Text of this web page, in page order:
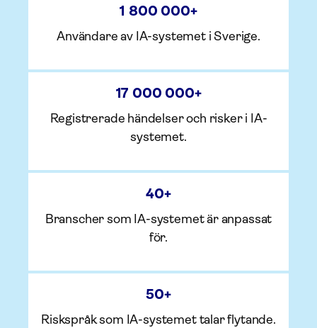
1 800 000+
Användare av IA-systemet i Sverige.
17 000 000+
Registrerade händelser och risker i IA-
systemet.
40+
Branscher som IA-systemet är anpassat
för.
50+
Riskspråk som IA-systemet talar flytande.